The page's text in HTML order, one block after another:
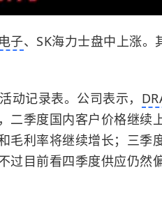
子、SK海力士盘中上涨。
动记录表。公司表示，
二季度国内客户价格继续
利率将继续增长；三季
过目前看四季度供应仍然